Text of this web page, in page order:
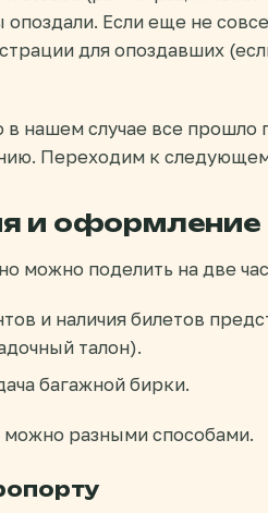
Если еще не
для опоздавших
в нашем случае все прошло
Переходим к
и
можно поделить на две
и наличия билетов
талон).
багажной бирки.
разными способами.